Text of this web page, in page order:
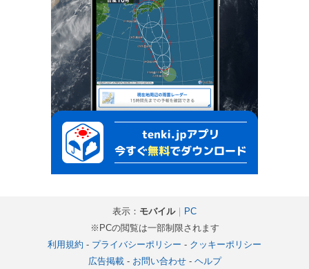
表示： モバイル｜ PC
※PCの閲覧は一部制限されます
利用規約 - プライバシーポリシー - クッキーポリシー
広告掲載- お問い合わせ- ヘルプ